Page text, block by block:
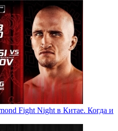
Fight Night в Китае. Когда и